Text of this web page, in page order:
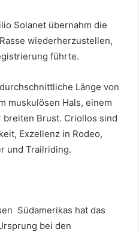
Solanet übernahm die
wiederherzustellen,
führte.
Länge von
muskulösen Hals, einem
Brust. Criollos sind
Exzellenz in Rodeo,
und Trailriding.
Südamerikas hat das
bei den